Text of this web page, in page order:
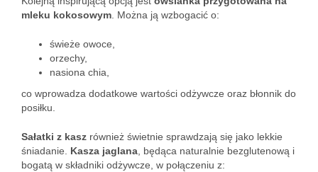
mleku kokosowym . Można ją wzbogacić o:
świeże owoce,
orzechy,
nasiona chia,
co wprowadza dodatkowe wartości odżywcze oraz błonnik do
posiłku.
Sałatki z kasz również świetnie sprawdzają się jako lekkie
śniadanie. Kasza jaglana , będąca naturalnie bezglutenową i
bogatą w składniki odżywcze, w połączeniu z: